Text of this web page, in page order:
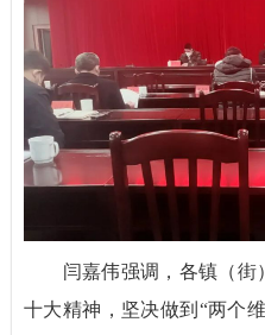
闫嘉伟强调，各镇（街
十大精神，坚决做到“两个